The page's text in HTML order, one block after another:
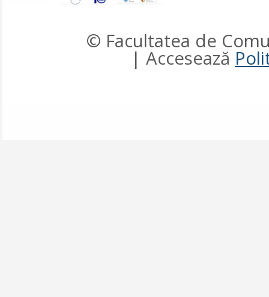
© Facultatea de
| Accesează